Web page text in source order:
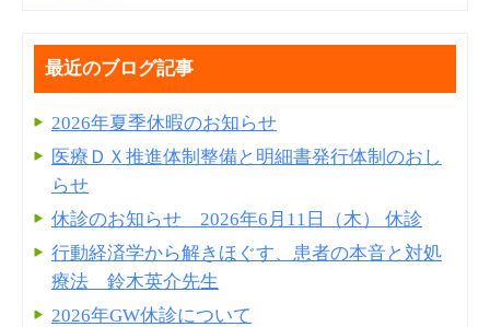
最近のブログ記事
2026年夏季休暇のお知らせ
医療ＤＸ推進体制整備と明細書発⾏体制のおし
らせ
休診のお知らせ 2026年6月11日（木） 休診
行動経済学から解きほぐす、患者の本音と対処
療法 鈴木英介先生
2026年GW休診について